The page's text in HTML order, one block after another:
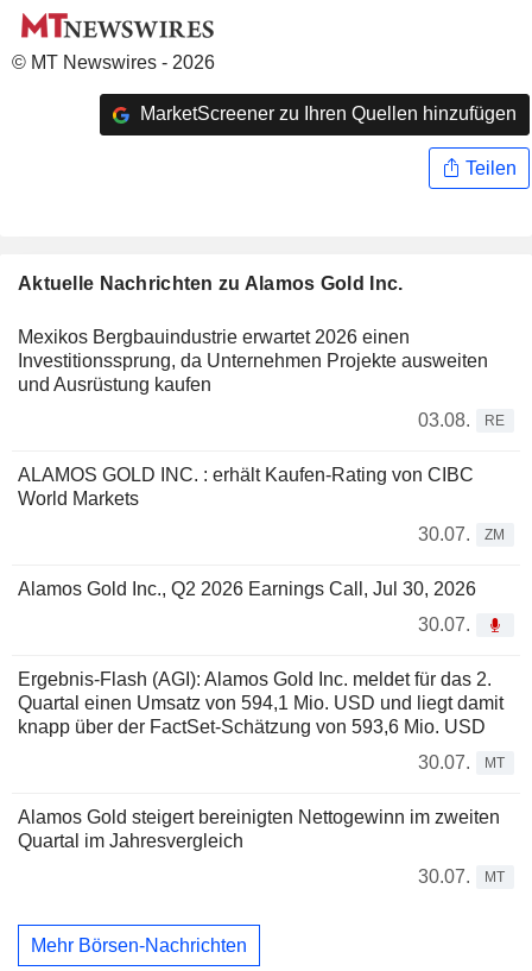
© MT Newswires - 2026
MarketScreener zu Ihren Quellen hinzufügen
Teilen
Aktuelle Nachrichten zu Alamos Gold Inc.
Mexikos Bergbauindustrie erwartet 2026 einen
Investitionssprung, da Unternehmen Projekte ausweiten
und Ausrüstung kaufen
03.08.
RE
ALAMOS GOLD INC. : erhält Kaufen-Rating von CIBC
World Markets
30.07.
ZM
Alamos Gold Inc., Q2 2026 Earnings Call, Jul 30, 2026
30.07.
Ergebnis-Flash (AGI): Alamos Gold Inc. meldet für das 2.
Quartal einen Umsatz von 594,1 Mio. USD und liegt damit
knapp über der FactSet-Schätzung von 593,6 Mio. USD
30.07.
MT
Alamos Gold steigert bereinigten Nettogewinn im zweiten
Quartal im Jahresvergleich
30.07.
MT
Mehr Börsen-Nachrichten